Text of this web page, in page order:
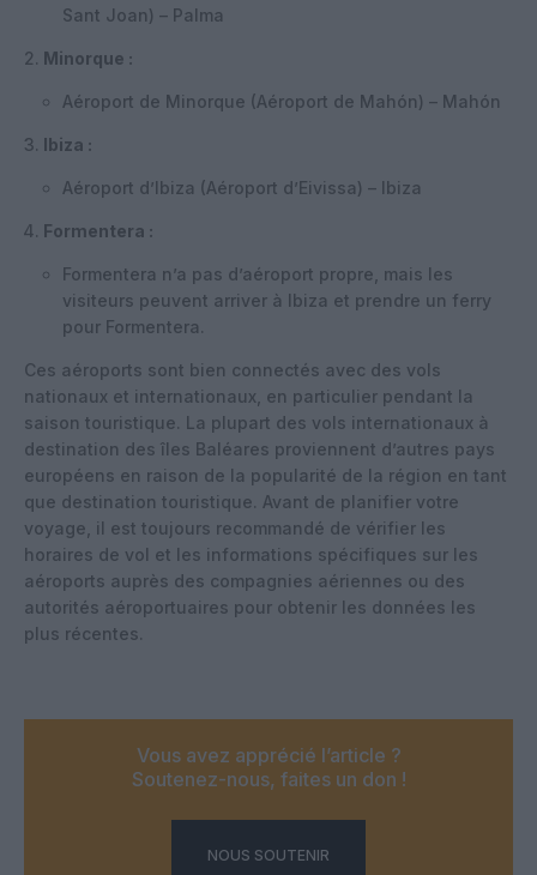
Sant Joan) – Palma
Minorque :
Aéroport de Minorque (Aéroport de Mahón) – Mahón
Ibiza :
Aéroport d’Ibiza (Aéroport d’Eivissa) – Ibiza
Formentera :
Formentera n’a pas d’aéroport propre, mais les
visiteurs peuvent arriver à Ibiza et prendre un ferry
pour Formentera.
Ces aéroports sont bien connectés avec des vols
nationaux et internationaux, en particulier pendant la
saison touristique. La plupart des vols internationaux à
destination des îles Baléares proviennent d’autres pays
européens en raison de la popularité de la région en tant
que destination touristique. Avant de planifier votre
voyage, il est toujours recommandé de vérifier les
horaires de vol et les informations spécifiques sur les
aéroports auprès des compagnies aériennes ou des
autorités aéroportuaires pour obtenir les données les
plus récentes.
Vous avez apprécié l’article ?
Soutenez-nous, faites un don !
NOUS SOUTENIR